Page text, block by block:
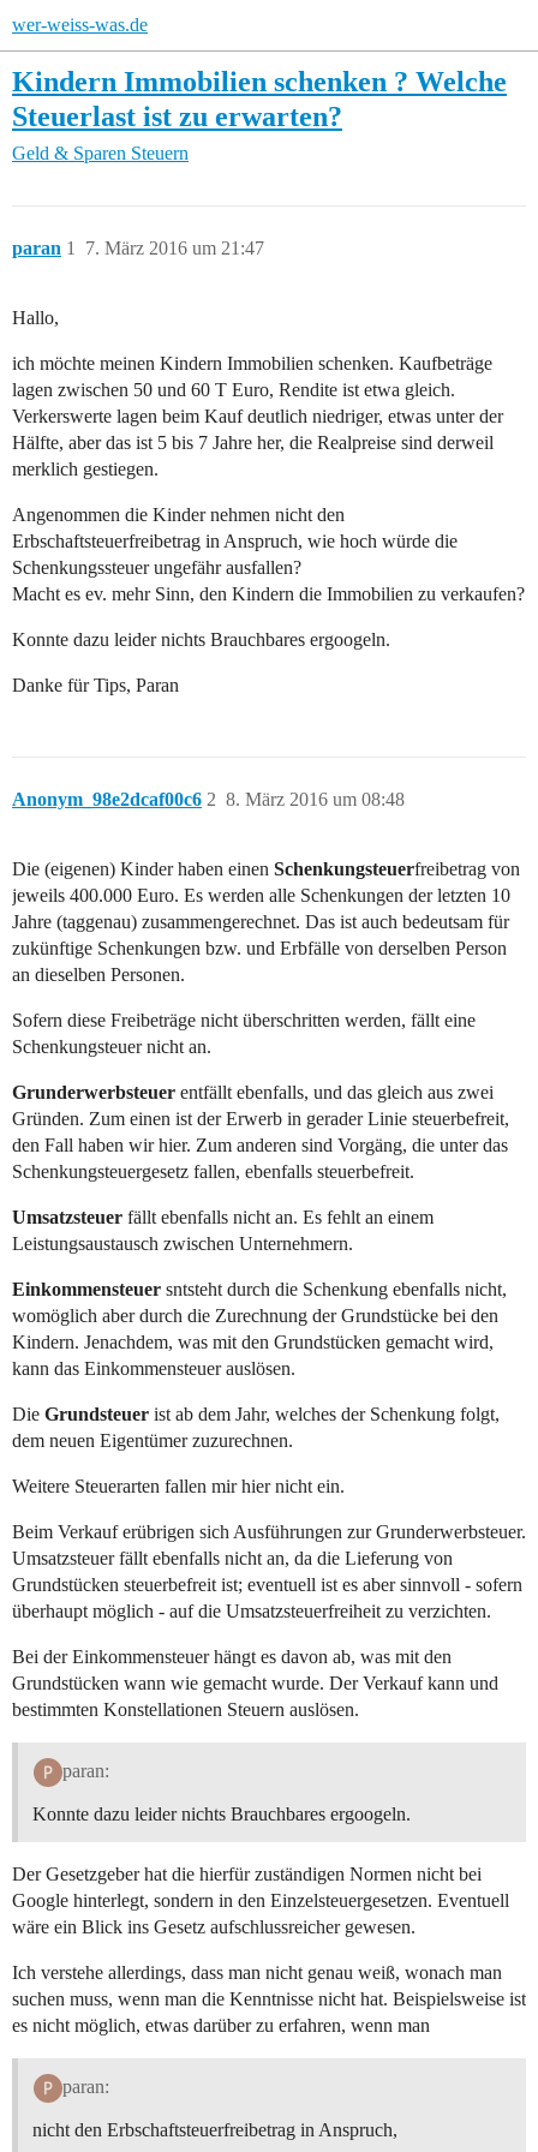
wer-weiss-was.de
Kindern Immobilien schenken ? Welche
Steuerlast ist zu erwarten?
Geld & Sparen Steuern
paran 7. März 2016 um 21:47
1
Hallo,
ich möchte meinen Kindern Immobilien schenken. Kaufbeträge
lagen zwischen 50 und 60 T Euro, Rendite ist etwa gleich.
Verkerswerte lagen beim Kauf deutlich niedriger, etwas unter der
Hälfte, aber das ist 5 bis 7 Jahre her, die Realpreise sind derweil
merklich gestiegen.
Angenommen die Kinder nehmen nicht den
Erbschaftsteuerfreibetrag in Anspruch, wie hoch würde die
Schenkungssteuer ungefähr ausfallen?
Macht es ev. mehr Sinn, den Kindern die Immobilien zu verkaufen?
Konnte dazu leider nichts Brauchbares ergoogeln.
Danke für Tips, Paran
Anonym_98e2dcaf00c6 8. März 2016 um 08:48
2
Die (eigenen) Kinder haben einen Schenkungsteuerfreibetrag von
jeweils 400.000 Euro. Es werden alle Schenkungen der letzten 10
Jahre (taggenau) zusammengerechnet. Das ist auch bedeutsam für
zukünftige Schenkungen bzw. und Erbfälle von derselben Person
an dieselben Personen.
Sofern diese Freibeträge nicht überschritten werden, fällt eine
Schenkungsteuer nicht an.
Grunderwerbsteuer entfällt ebenfalls, und das gleich aus zwei
Gründen. Zum einen ist der Erwerb in gerader Linie steuerbefreit,
den Fall haben wir hier. Zum anderen sind Vorgäng, die unter das
Schenkungsteuergesetz fallen, ebenfalls steuerbefreit.
Umsatzsteuer fällt ebenfalls nicht an. Es fehlt an einem
Leistungsaustausch zwischen Unternehmern.
Einkommensteuer sntsteht durch die Schenkung ebenfalls nicht,
womöglich aber durch die Zurechnung der Grundstücke bei den
Kindern. Jenachdem, was mit den Grundstücken gemacht wird,
kann das Einkommensteuer auslösen.
Die Grundsteuer ist ab dem Jahr, welches der Schenkung folgt,
dem neuen Eigentümer zuzurechnen.
Weitere Steuerarten fallen mir hier nicht ein.
Beim Verkauf erübrigen sich Ausführungen zur Grunderwerbsteuer.
Umsatzsteuer fällt ebenfalls nicht an, da die Lieferung von
Grundstücken steuerbefreit ist; eventuell ist es aber sinnvoll - sofern
überhaupt möglich - auf die Umsatzsteuerfreiheit zu verzichten.
Bei der Einkommensteuer hängt es davon ab, was mit den
Grundstücken wann wie gemacht wurde. Der Verkauf kann und
bestimmten Konstellationen Steuern auslösen.
paran:
Konnte dazu leider nichts Brauchbares ergoogeln.
Der Gesetzgeber hat die hierfür zuständigen Normen nicht bei
Google hinterlegt, sondern in den Einzelsteuergesetzen. Eventuell
wäre ein Blick ins Gesetz aufschlussreicher gewesen.
Ich verstehe allerdings, dass man nicht genau weiß, wonach man
suchen muss, wenn man die Kenntnisse nicht hat. Beispielsweise ist
es nicht möglich, etwas darüber zu erfahren, wenn man
paran:
nicht den Erbschaftsteuerfreibetrag in Anspruch,